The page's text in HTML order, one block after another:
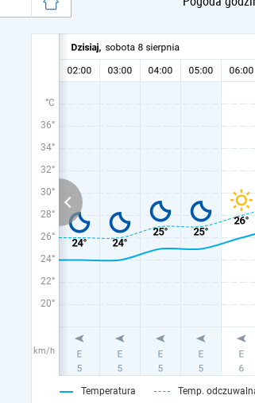
°C
36°
34°
32°
30°
28°
26°
24°
22°
20°
km/h
Temperatura Temp.